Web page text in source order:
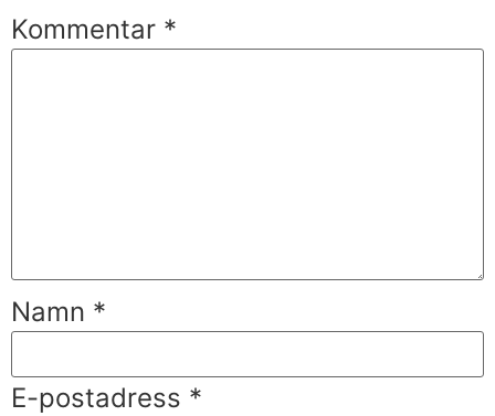
Kommentar *
Namn *
E-postadress *